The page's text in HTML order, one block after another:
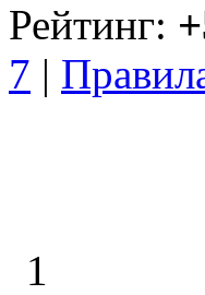
Рейтинг:
7 |
1